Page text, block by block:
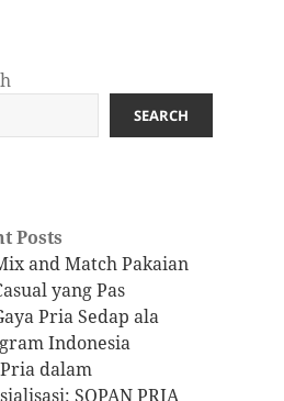
SEARCH
Posts
and Match Pakaian
yang Pas
Pria Sedap ala
Indonesia
dalam
SOPAN PRIA